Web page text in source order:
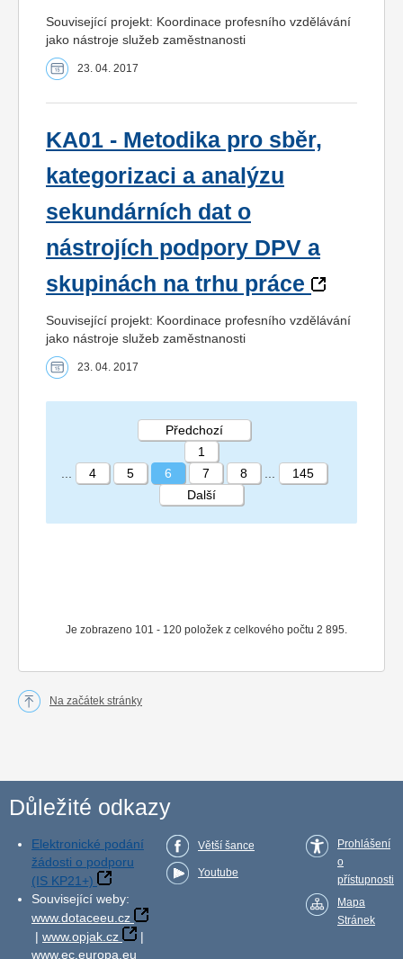
Související projekt: Koordinace profesního vzdělávání
jako nástroje služeb zaměstnanosti
23. 04. 2017
KA01 - Metodika pro sběr,
kategorizaci a analýzu
sekundárních dat o
nástrojích podpory DPV a
skupinách na trhu práce
Související projekt: Koordinace profesního vzdělávání
jako nástroje služeb zaměstnanosti
23. 04. 2017
STRÁNKA 6 145
Je zobrazeno 101 - 120 položek z celkového počtu 2 895.
Předchozí
1
4 5 6 7 8
145
Další
Na začátek stránky
Důležité odkazy
Elektronické podání
žádosti o podporu
(IS KP21+)
Související weby:
www.dotaceeu.cz
| www.opjak.cz
|
www.ec.europa.eu
Větší šance
Youtube
Prohlášení
o
přístupnosti
Mapa
Stránek